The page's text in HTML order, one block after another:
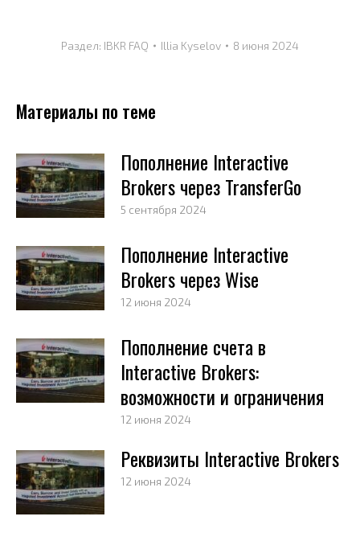
Раздел: IBKR FAQ Illia Kyselov 8 июня 2024
Материалы по теме
Пополнение Interactive
Brokers через TransferGo
5 сентября 2024
Пополнение Interactive
Brokers через Wise
12 июня 2024
Пополнение счета в
Interactive Brokers:
возможности и ограничения
12 июня 2024
Реквизиты Interactive Brokers
12 июня 2024